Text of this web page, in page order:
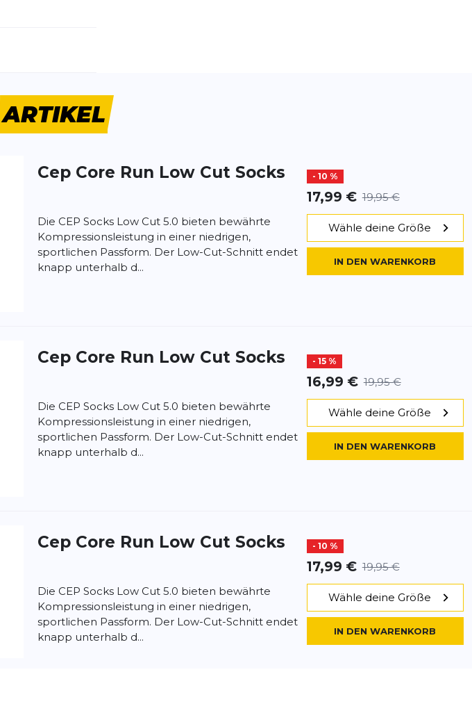
ARTIKEL
Cep Core Run Low Cut Socks - 10 %
17,99 € 19,95 €
Die CEP Socks Low Cut 5.0 bieten bewährte
Kompressionsleistung in einer niedrigen,
sportlichen Passform. Der Low-Cut-Schnitt endet
knapp unterhalb d...
Wähle deine Größe
IN DEN WARENKORB
Cep Core Run Low Cut Socks - 15 %
16,99 € 19,95 €
Die CEP Socks Low Cut 5.0 bieten bewährte
Kompressionsleistung in einer niedrigen,
sportlichen Passform. Der Low-Cut-Schnitt endet
knapp unterhalb d...
Wähle deine Größe
IN DEN WARENKORB
Cep Core Run Low Cut Socks - 10 %
17,99 € 19,95 €
Die CEP Socks Low Cut 5.0 bieten bewährte
Kompressionsleistung in einer niedrigen,
sportlichen Passform. Der Low-Cut-Schnitt endet
knapp unterhalb d...
Wähle deine Größe
IN DEN WARENKORB